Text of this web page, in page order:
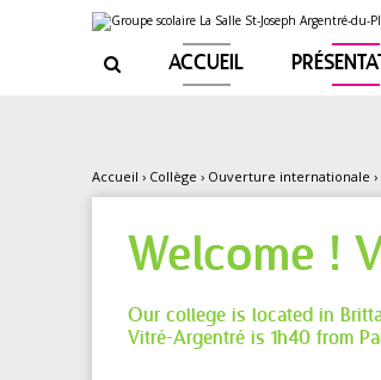
 ACCUEIL
Accueil › Collège › Ouverture internationale ›
Welcome !
Our college is located in
Vitré-Argentré is 1h40 from